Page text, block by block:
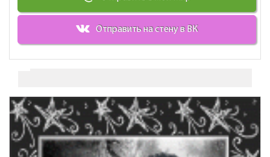
Отправить на стену в ВК